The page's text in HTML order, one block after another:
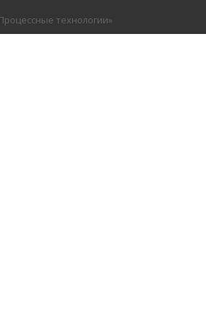
технологии»